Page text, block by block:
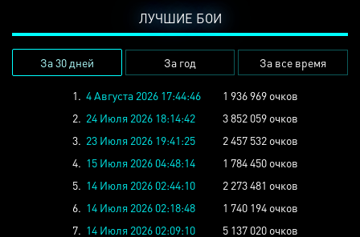
ЛУЧШИЕ БОИ
За 30 дней За год За все время
1. 4 Августа 2026 17:44:46
1 936 969 очков
2. 24 Июля 2026 18:14:42
3 852 059 очков
3. 23 Июля 2026 19:41:25
2 457 532 очков
4. 15 Июля 2026 04:48:14
1 784 450 очков
5. 14 Июля 2026 02:44:10
2 273 481 очков
6. 14 Июля 2026 02:18:48
1 740 194 очков
7. 14 Июля 2026 02:09:10
5 137 020 очков